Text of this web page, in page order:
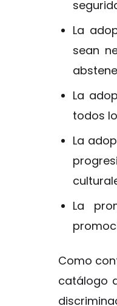
La
sean
La
todos
La
La
Como
catálogo